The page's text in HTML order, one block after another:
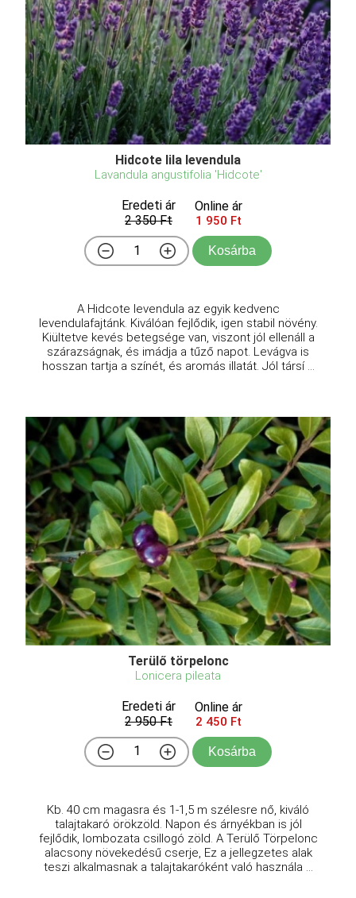
Hidcote lila levendula
Lavandula angustifolia 'Hidcote'
Eredeti ár
2 350 Ft
Online ár
1 950 Ft
Kosárba
A Hidcote levendula az egyik kedvenc
levendulafajtánk. Kiválóan fejlődik, igen stabil növény.
Kiültetve kevés betegsége van, viszont jól ellenáll a
szárazságnak, és imádja a tűző napot. Levágva is
hosszan tartja a színét, és aromás illatát. Jól társí ...
Terülő törpelonc
Lonicera pileata
Eredeti ár
2 950 Ft
Online ár
2 450 Ft
Kosárba
Kb. 40 cm magasra és 1-1,5 m szélesre nő, kiváló
talajtakaró örökzöld. Napon és árnyékban is jól
fejlődik, lombozata csillogó zöld. A Terülő Törpelonc
alacsony növekedésű cserje, Ez a jellegzetes alak
teszi alkalmasnak a talajtakaróként való használa ...